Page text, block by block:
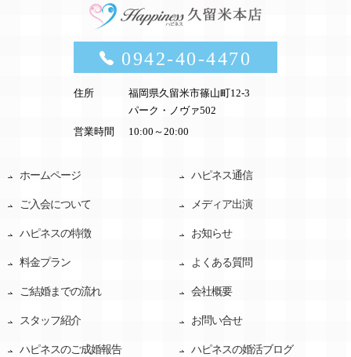
0942-40-4470
住所
福岡県久留米市篠山町12-3
パーク・ノヴァ502
営業時間
10:00～20:00
ホームページ
ご入会について
ハピネスの特徴
料金プラン
ご結婚までの流れ
スタッフ紹介
ハピネスのご成婚報告
ハピネス通信
メディア出演
お知らせ
よくある質問
会社概要
お問い合せ
ハピネスの婚活ブログ